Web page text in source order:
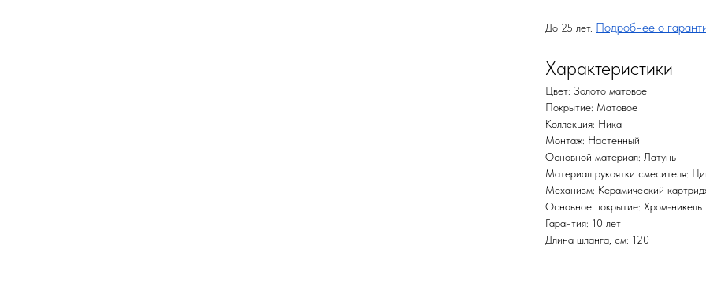
До 25 лет. Подробнее о
Характеристики
Цвет: Золото матовое
Покрытие: Матовое
Коллекция: Ника
Монтаж: Настенный
Основной материал: Латунь
Материал рукоятки смесителя:
Механизм: Керамический
Основное покрытие: Хром-никель
Гарантия: 10 лет
Длина шланга, см: 120